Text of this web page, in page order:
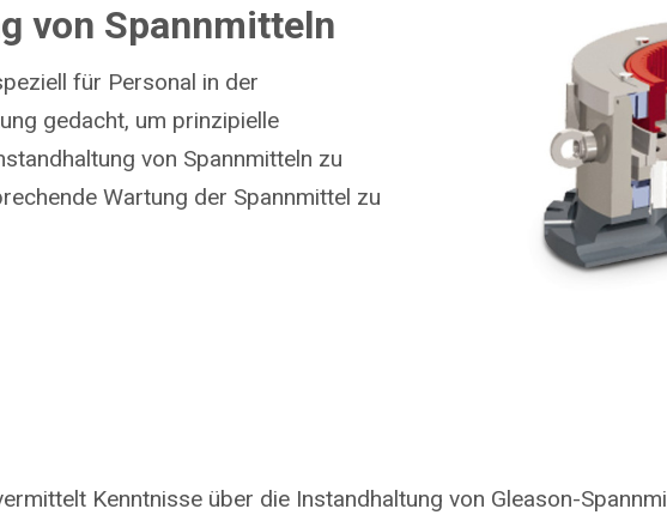
von Spannmitteln
für Personal in der
gedacht, um prinzipielle
von Spannmitteln zu
Wartung der Spannmittel zu
Kenntnisse über die Instandhaltung von Gleason-